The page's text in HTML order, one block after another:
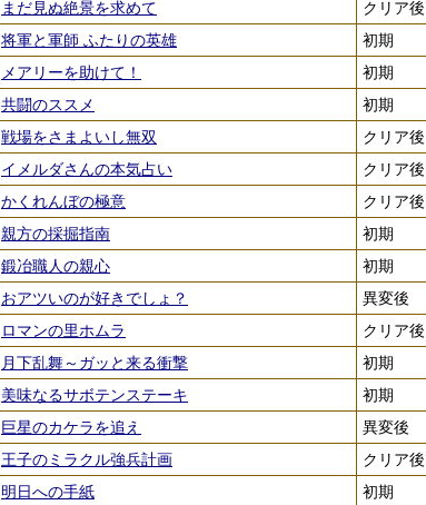
まだ見ぬ絶景を求めて
クリア後
将軍と軍師 ふたりの英雄
初期
メアリーを助けて！
初期
共闘のススメ
初期
戦場をさまよいし無双
クリア後
イメルダさんの本気占い
クリア後
かくれんぼの極意
クリア後
親方の採掘指南
初期
鍛冶職人の親心
初期
おアツいのが好きでしょ？
異変後
ロマンの里ホムラ
クリア後
月下乱舞～ガッと来る衝撃
初期
美味なるサボテンステーキ
初期
巨星のカケラを追え
異変後
王子のミラクル強兵計画
クリア後
明日への手紙
初期